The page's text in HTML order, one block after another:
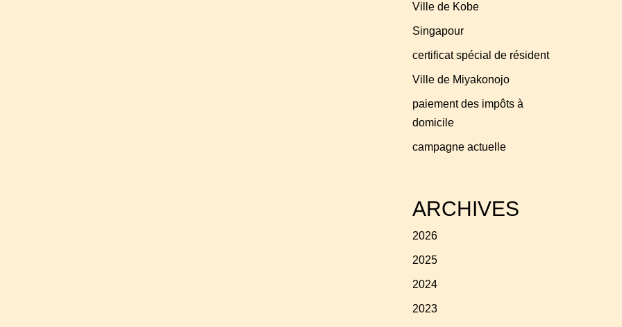
Ville de Kobe
Singapour
certificat spécial de résident
Ville de Miyakonojo
paiement des impôts à
domicile
campagne actuelle
ARCHIVES
2026
2025
2024
2023